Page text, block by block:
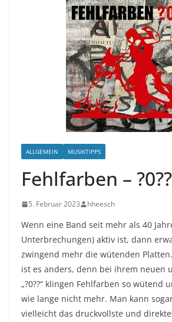
ALLGEMEIN MUSIKTIPPS
Fehlfarben – ?0??
5. Februar 2023 hheesch
Wenn eine Band seit mehr als 40
Unterbrechungen) aktiv ist, dann
zwingend mehr die wütenden
ist es anders, denn bei ihrem neuen
„?0??“ klingen Fehlfarben so wütend
wie lange nicht mehr. Man kann
vielleicht das druckvollste und